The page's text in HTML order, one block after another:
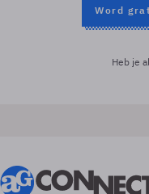
Word
Heb je